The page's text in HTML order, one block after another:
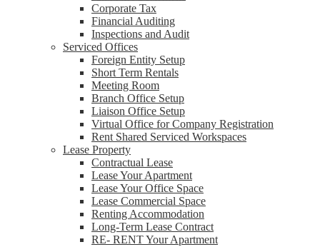
Corporate Tax
Financial Auditing
Inspections and Audit
Serviced Offices
Foreign Entity Setup
Short Term Rentals
Meeting Room
Branch Office Setup
Liaison Office Setup
Virtual Office for Company Registration
Rent Shared Serviced Workspaces
Lease Property
Contractual Lease
Lease Your Apartment
Lease Your Office Space
Lease Commercial Space
Renting Accommodation
Long-Term Lease Contract
RE- RENT Your Apartment